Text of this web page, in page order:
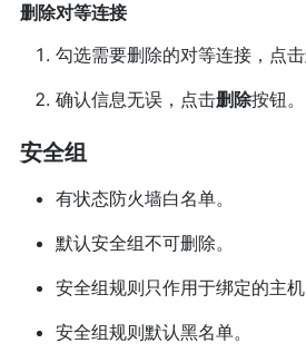
删除对等连接
勾选需要删除的对等连接，点击
确认信息无误，点击删除按钮。
安全组
有状态防火墙白名单。
默认安全组不可删除。
安全组规则只作用于绑定的主机
安全组规则默认黑名单。